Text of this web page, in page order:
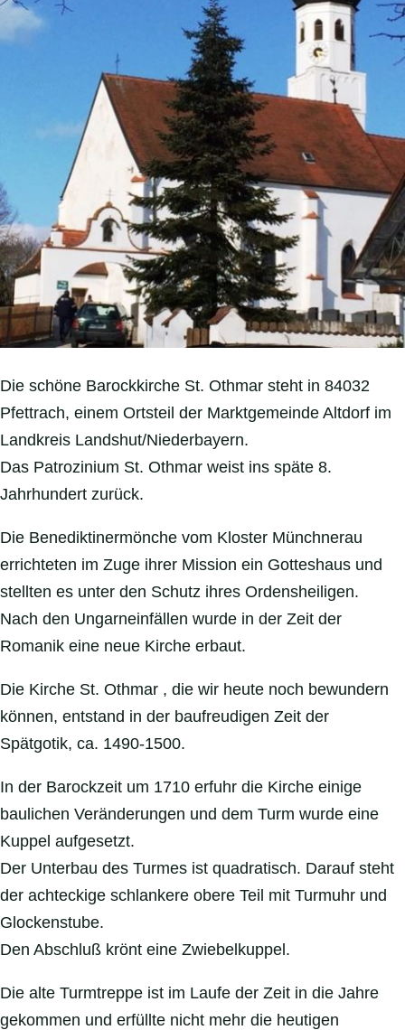
Die schöne Barockkirche St. Othmar steht in 84032
Pfettrach, einem Ortsteil der Marktgemeinde Altdorf im
Landkreis Landshut/Niederbayern.
Das Patrozinium St. Othmar weist ins späte 8.
Jahrhundert zurück.
Die Benediktinermönche vom Kloster Münchnerau
errichteten im Zuge ihrer Mission ein Gotteshaus und
stellten es unter den Schutz ihres Ordensheiligen.
Nach den Ungarneinfällen wurde in der Zeit der
Romanik eine neue Kirche erbaut.
Die Kirche St. Othmar , die wir heute noch bewundern
können, entstand in der baufreudigen Zeit der
Spätgotik, ca. 1490-1500.
In der Barockzeit um 1710 erfuhr die Kirche einige
baulichen Veränderungen und dem Turm wurde eine
Kuppel aufgesetzt.
Der Unterbau des Turmes ist quadratisch. Darauf steht
der achteckige schlankere obere Teil mit Turmuhr und
Glockenstube.
Den Abschluß krönt eine Zwiebelkuppel.
Die alte Turmtreppe ist im Laufe der Zeit in die Jahre
gekommen und erfüllte nicht mehr die heutigen